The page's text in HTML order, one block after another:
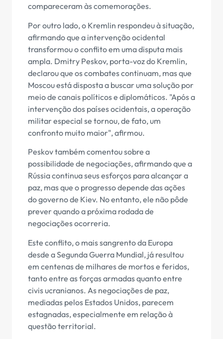
compareceram às comemorações.
Por outro lado, o Kremlin respondeu à situação,
afirmando que a intervenção ocidental
transformou o conflito em uma disputa mais
ampla. Dmitry Peskov, porta-voz do Kremlin,
declarou que os combates continuam, mas que
Moscou está disposta a buscar uma solução por
meio de canais políticos e diplomáticos. "Após a
intervenção dos países ocidentais, a operação
militar especial se tornou, de fato, um
confronto muito maior", afirmou.
Peskov também comentou sobre a
possibilidade de negociações, afirmando que a
Rússia continua seus esforços para alcançar a
paz, mas que o progresso depende das ações
do governo de Kiev. No entanto, ele não pôde
prever quando a próxima rodada de
negociações ocorreria.
Este conflito, o mais sangrento da Europa
desde a Segunda Guerra Mundial, já resultou
em centenas de milhares de mortos e feridos,
tanto entre as forças armadas quanto entre
civis ucranianos. As negociações de paz,
mediadas pelos Estados Unidos, parecem
estagnadas, especialmente em relação à
questão territorial.